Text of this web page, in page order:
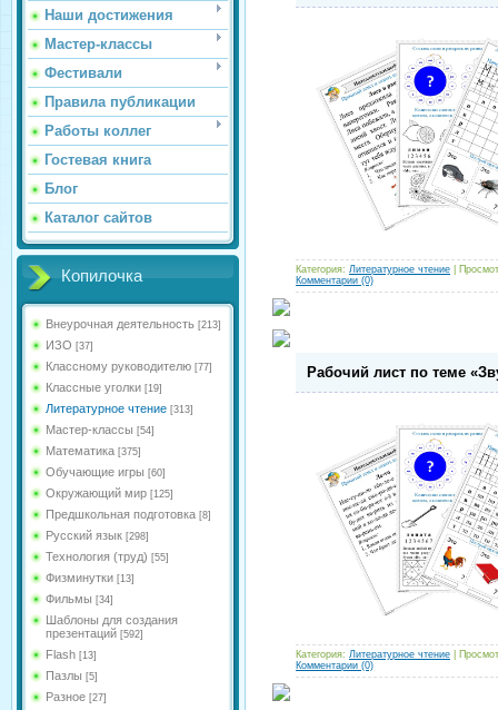
Наши достижения
Мастер-классы
Фестивали
Правила публикации
Работы коллег
Гостевая книга
Блог
Каталог сайтов
Копилочка
Внеурочная деятельность [213]
ИЗО [37]
Классному руководителю [77]
Классные уголки [19]
Литературное чтение [313]
Мастер-классы [54]
Математика [375]
Обучающие игры [60]
Окружающий мир [125]
Предшкольная подготовка [8]
Русский язык [298]
Технология (труд) [55]
Физминутки [13]
Фильмы [34]
Шаблоны для создания
презентаций [592]
Flash [13]
Пазлы [5]
Разное [27]
Категория: Литературное чтение |
Комментарии (0)
Рабочий лист по теме
Категория: Литературное чтение |
Комментарии (0)